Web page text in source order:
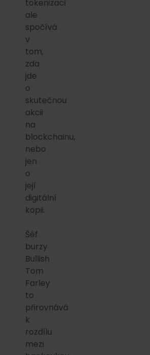
tokenizaci
ale
spočívá
v
tom,
zda
jde
o
skutečnou
akcii
na
blockchainu,
nebo
jen
o
její
digitální
kopii.
Šéf
burzy
Bullish
Tom
Farley
to
přirovnává
k
rozdílu
mezi